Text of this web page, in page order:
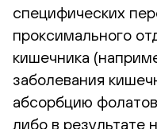
специфических
проксимального
кишечника
заболевания
абсорбцию
либо в результате